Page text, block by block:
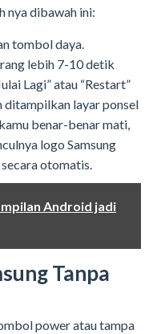
nya dibawah ini:
tombol daya.
lebih 7-10 detik
Lagi” atau “Restart”
ditampilkan layar ponsel
benar-benar mati,
logo Samsung
otomatis.
Android jadi
Tanpa
power atau tampa